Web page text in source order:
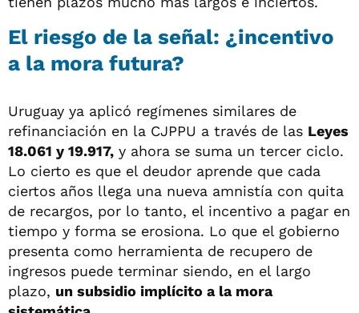
El riesgo de la señal: ¿incentivo
a la mora futura?
Uruguay ya aplicó regímenes similares de
refinanciación en la CJPPU a través de las Leyes
18.061 y 19.917, y ahora se suma un tercer ciclo.
Lo cierto es que el deudor aprende que cada
ciertos años llega una nueva amnistía con quita
de recargos, por lo tanto, el incentivo a pagar en
tiempo y forma se erosiona. Lo que el gobierno
presenta como herramienta de recupero de
ingresos puede terminar siendo, en el largo
plazo, un subsidio implícito a la mora